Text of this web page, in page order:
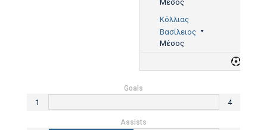
Μέσος
Κόλλιας
Βασίλειος
Μέσος
Goals
1 4
Assists